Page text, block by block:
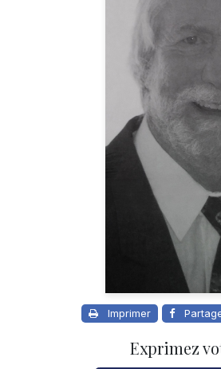
Imprimer
Exprimez